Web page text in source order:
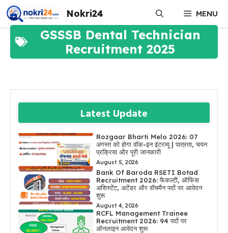
Skip
to
content
Nokri24 MENU
GSSSB Dental Technician
Recruitment 2025
Latest Update
Rozgaar Bharti Melo 2026: 07
अगस्त को होगा वॉक-इन इंटरव्यू | पात्रता, चयन
प्रक्रिया और पूरी जानकारी
August 5, 2026
Bank Of Baroda RSETI Botad
Recruitment 2026: फैकल्टी, ऑफिस
असिस्टेंट, अटेंडर और वॉचमैन पदों पर आवेदन
शुरू
August 4, 2026
RCFL Management Trainee
Recruitment 2026: 94 पदों पर
ऑनलाइन आवेदन शुरू